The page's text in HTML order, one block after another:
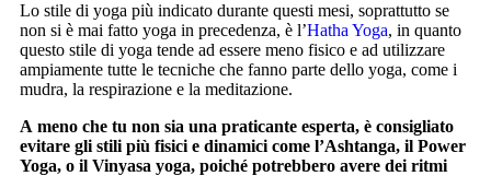
Lo stile di yoga più indicato durante questi mesi, soprattutto se
non si è mai fatto yoga in precedenza, è l’Hatha Yoga, in quanto
questo stile di yoga tende ad essere meno fisico e ad utilizzare
ampiamente tutte le tecniche che fanno parte dello yoga, come i
mudra, la respirazione e la meditazione.
A meno che tu non sia una praticante esperta, è consigliato
evitare gli stili più fisici e dinamici come l’Ashtanga, il Power
Yoga, o il Vinyasa yoga, poiché potrebbero avere dei ritmi